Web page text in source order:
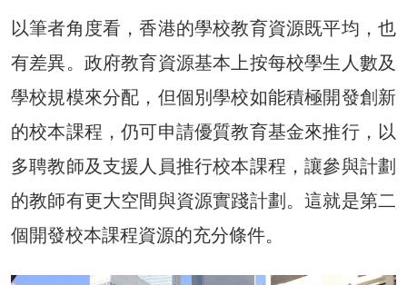
以筆者角度看，香港的學校教育資源既平均，也
有差異。政府教育資源基本上按每校學生人數及
學校規模來分配，但個別學校如能積極開發創新
的校本課程，仍可申請優質教育基金來推行，以
多聘教師及支援人員推行校本課程，讓參與計劃
的教師有更大空間與資源實踐計劃。這就是第二
個開發校本課程資源的充分條件。